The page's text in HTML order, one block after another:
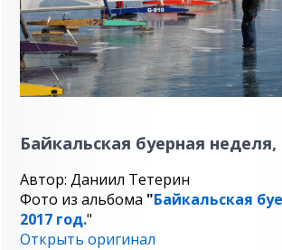
Байкальская буерная неделя,
Автор: Даниил Тетерин
Фото из альбома "Байкальская
2017 год."
Открыть оригинал